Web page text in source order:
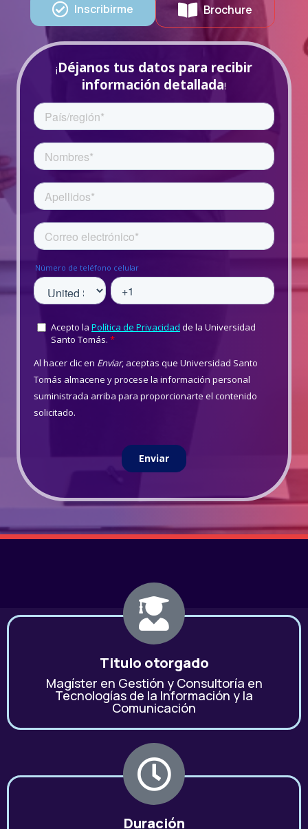
Inscribirme Brochure
Titulo otorgado
Magíster en Gestión y Consultoría en
Tecnologías de la Información y la
Comunicación
Duración